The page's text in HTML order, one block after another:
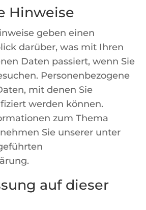
Hinweise
geben einen
darüber, was mit Ihren
Daten passiert, wenn Sie
Personenbezogene
mit denen Sie
werden können.
zum Thema
Sie unserer unter
auf dieser